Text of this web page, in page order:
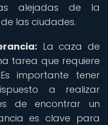
alejadas de la
las ciudades.
La caza de
tarea que requiere
importante tener
a realizar
de encontrar un
es clave para